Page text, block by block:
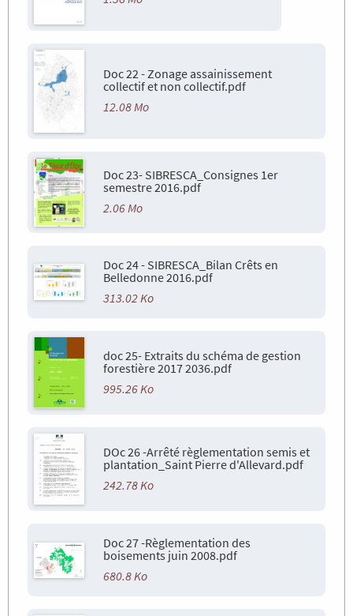
Doc 22 - Zonage assainissement
collectif et non collectif.pdf
12.08 Mo
Doc 23- SIBRESCA_Consignes 1er
semestre 2016.pdf
2.06 Mo
Doc 24 - SIBRESCA_Bilan Crêts en
Belledonne 2016.pdf
313.02 Ko
doc 25- Extraits du schéma de gestion
forestière 2017 2036.pdf
995.26 Ko
DOc 26 -Arrêté règlementation semis et
plantation_Saint Pierre d'Allevard.pdf
242.78 Ko
Doc 27 -Règlementation des
boisements juin 2008.pdf
680.8 Ko